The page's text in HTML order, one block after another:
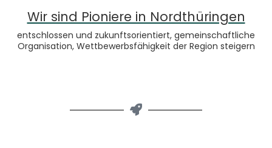
Wir sind Pioniere in Nordthüringen​
entschlossen und zukunftsorientiert, gemeinschaftliche
Organisation, Wettbewerbsfähigkeit der Region steigern